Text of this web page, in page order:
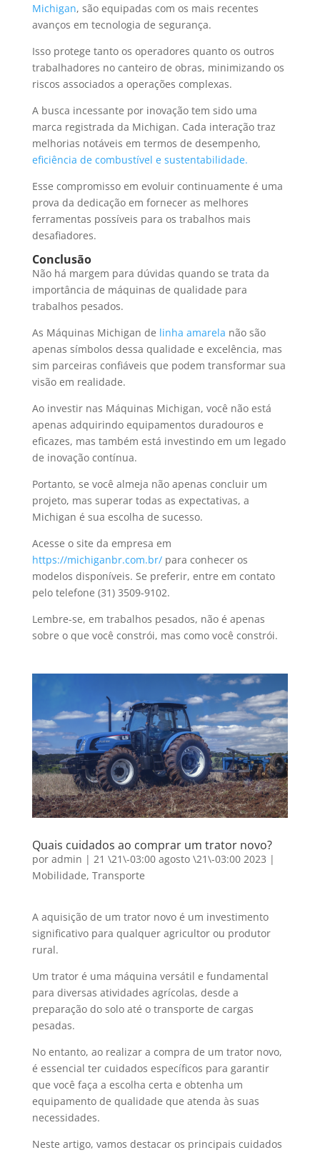
Michigan, são equipadas com os mais recentes
avanços em tecnologia de segurança.
Isso protege tanto os operadores quanto os outros
trabalhadores no canteiro de obras, minimizando os
riscos associados a operações complexas.
A busca incessante por inovação tem sido uma
marca registrada da Michigan. Cada interação traz
melhorias notáveis em termos de desempenho,
eficiência de combustível e sustentabilidade.
Esse compromisso em evoluir continuamente é uma
prova da dedicação em fornecer as melhores
ferramentas possíveis para os trabalhos mais
desafiadores.
Conclusão
Não há margem para dúvidas quando se trata da
importância de máquinas de qualidade para
trabalhos pesados.
As Máquinas Michigan de linha amarela não são
apenas símbolos dessa qualidade e excelência, mas
sim parceiras confiáveis que podem transformar sua
visão em realidade.
Ao investir nas Máquinas Michigan, você não está
apenas adquirindo equipamentos duradouros e
eficazes, mas também está investindo em um legado
de inovação contínua.
Portanto, se você almeja não apenas concluir um
projeto, mas superar todas as expectativas, a
Michigan é sua escolha de sucesso.
Acesse o site da empresa em
https://michiganbr.com.br/para conhecer os
modelos disponíveis. Se preferir, entre em contato
pelo telefone (31) 3509-9102.
Lembre-se, em trabalhos pesados, não é apenas
sobre o que você constrói, mas como você constrói.
Quais cuidados ao comprar um trator novo?
por admin | 21 \21\-03:00 agosto \21\-03:00 2023 |
Mobilidade, Transporte
A aquisição de um trator novo é um investimento
significativo para qualquer agricultor ou produtor
rural.
Um trator é uma máquina versátil e fundamental
para diversas atividades agrícolas, desde a
preparação do solo até o transporte de cargas
pesadas.
No entanto, ao realizar a compra de um trator novo,
é essencial ter cuidados específicos para garantir
que você faça a escolha certa e obtenha um
equipamento de qualidade que atenda às suas
necessidades.
Neste artigo, vamos destacar os principais cuidados